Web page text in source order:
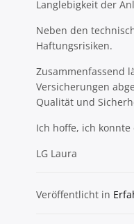
Langlebigkeit der
Neben den
Haftungsrisiken.
Zusammenfassend
Versicherungen
Qualität und
Ich hoffe, ich
LG Laura
Veröffentlicht in